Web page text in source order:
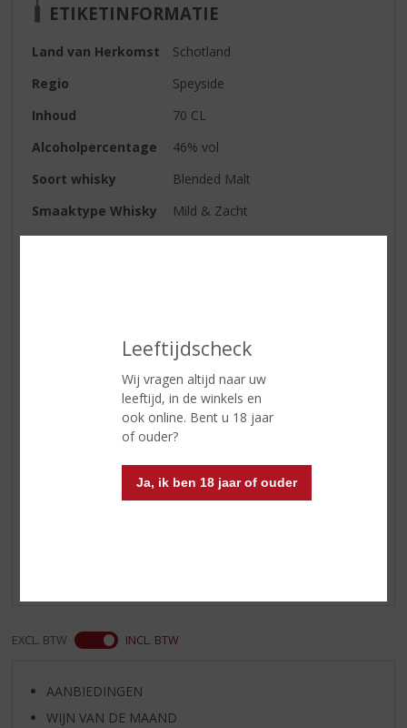
Leeftijdscheck
Wij vragen altijd naar uw
leeftijd, in de winkels en
ook online. Bent u 18 jaar
of ouder?
Ja, ik ben 18 jaar of ouder
ETIKETINFORMATIE
Land van Herkomst
Schotland
Regio
Speyside
Inhoud
70 CL
Alcoholpercentage
46% vol
Soort whisky
Blended Malt
Smaaktype Whisky
Mild & Zacht
gestoofd fruit en pure chocolade
met een hint van nootmuskaat en
kaneel
sinaasappelschil, zoete tabak,
cacao en rijke vruchtencake
Reviews
EXCL. BTW INCL. BTW
AANBIEDINGEN
WIJN VAN DE MAAND